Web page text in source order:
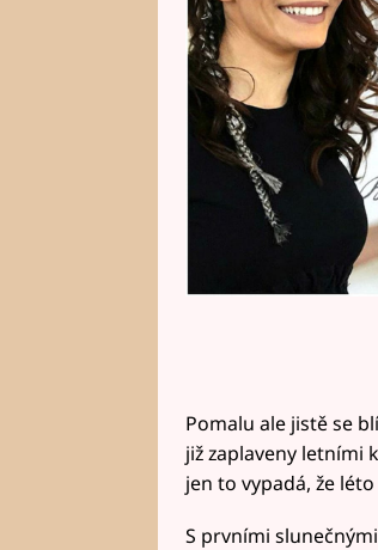
Pomalu ale jistě se
již zaplaveny letními
jen to vypadá, že
S prvními